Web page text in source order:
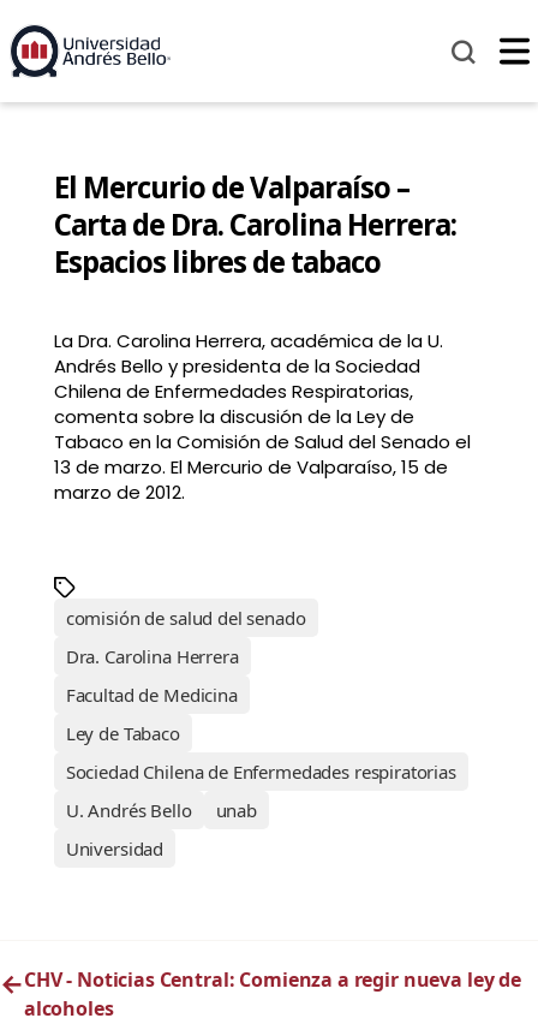
El Mercurio de Valparaíso –
Carta de Dra. Carolina Herrera:
Espacios libres de tabaco
La Dra. Carolina Herrera, académica de la U.
Andrés Bello y presidenta de la Sociedad
Chilena de Enfermedades Respiratorias,
comenta sobre la discusión de la Ley de
Tabaco en la Comisión de Salud del Senado el
13 de marzo. El Mercurio de Valparaíso, 15 de
marzo de 2012.
comisión de salud del senado
Dra. Carolina Herrera
Facultad de Medicina
Ley de Tabaco
Sociedad Chilena de Enfermedades respiratorias
U. Andrés Bello
unab
Universidad
←CHV - Noticias Central: Comienza a regir nueva ley de
alcoholes